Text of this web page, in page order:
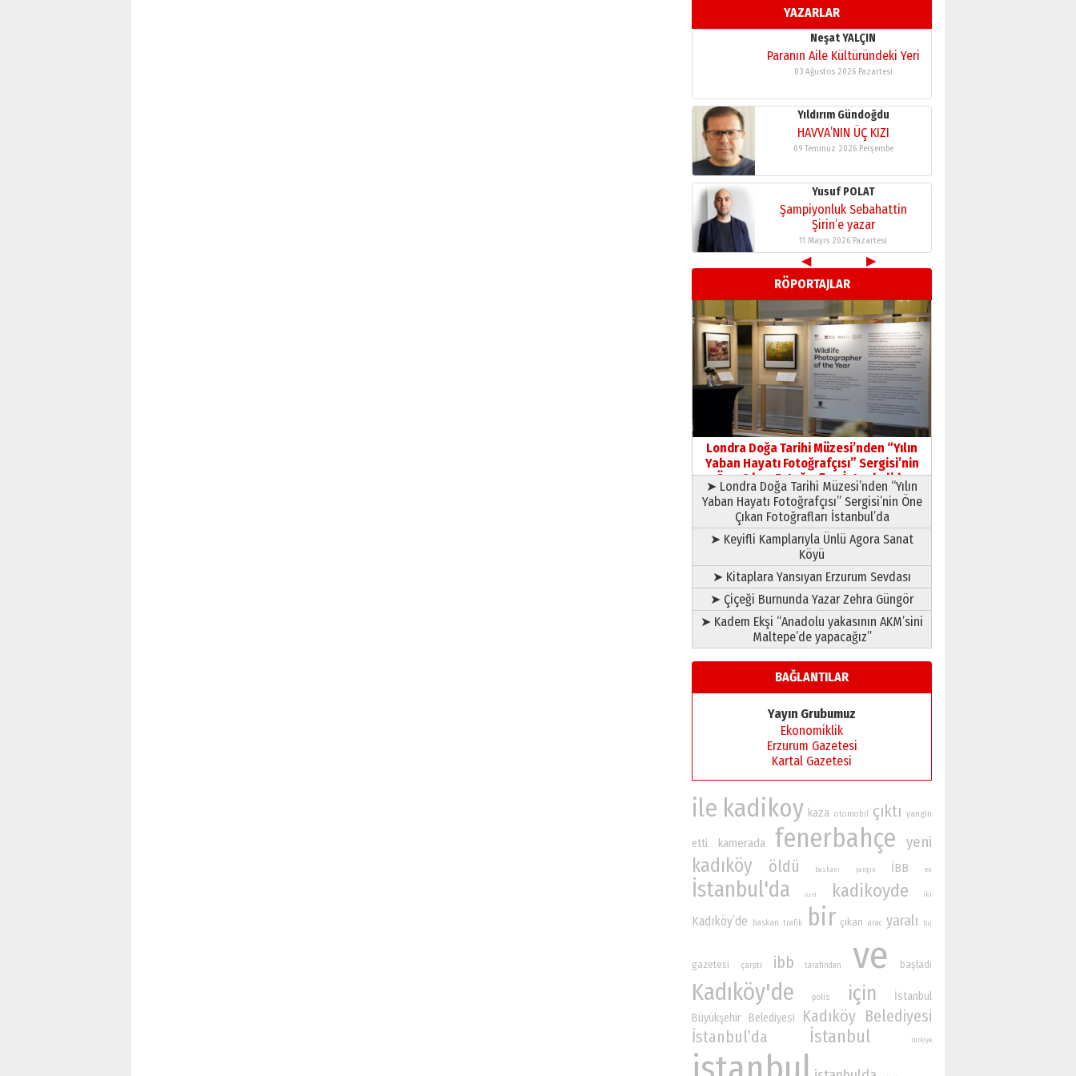
YAZARLAR
Yıldırım Gündoğdu
HAVVA’NIN ÜÇ KIZI
09 Temmuz 2026 Perşembe
Şampiyonluk Sebahattin
Şirin’e yazar
11 Mayıs 2026 Pazartesi
Paranın Aile Kültüründeki Yeri
Yıldırım Gündoğdu
HAVVA’NIN ÜÇ KIZI
Yusuf POLAT
Şampiyonluk Sebahattin
Şirin’e yazar
11 Mayıs 2026 Pazartesi
◀
▶
RÖPORTAJLAR
Londra Doğa Tarihi Müzesi’nden “Yılın
Yaban Hayatı Fotoğrafçısı” Sergisi’nin
Öne Çıkan Fotoğrafları İstanbul’da
➤ Londra Doğa Tarihi Müzesi’nden “Yılın
Yaban Hayatı Fotoğrafçısı” Sergisi’nin Öne
Çıkan Fotoğrafları İstanbul’da
➤ Keyifli Kamplarıyla Ünlü Agora Sanat
Köyü
➤ Kitaplara Yansıyan Erzurum Sevdası
➤ Çiçeği Burnunda Yazar Zehra Güngör
➤ Kadem Ekşi “Anadolu yakasının AKM’sini
Maltepe’de yapacağız”
BAĞLANTILAR
Yayın Grubumuz
Ekonomiklik
Erzurum Gazetesi
Kartal Gazetesi
ile kadikoy kaza otomobil çıktı yangin
etti kamerada fenerbahçe yeni
kadıköy öldü baskani yangın İBB en
İstanbul'da özel kadikoyde iki
Kadıköy’de baskan trafik bir çıkan arac yaralı bu
gazetesi çarptı ibb tarafından ve başladı
Kadıköy'de polis için
İstanbul
Büyükşehir Belediyesi
Kadıköy Belediyesi
İstanbul’da
İstanbul turkiye